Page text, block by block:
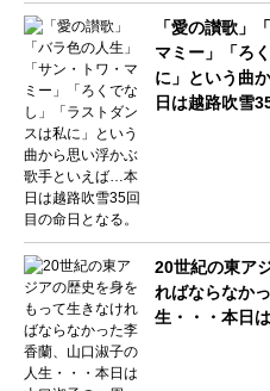
「愛の讃歌」
マミー」「ろ
に」という曲
日は越路吹雪
20世紀の東ア
ればならなか
生・・・本日